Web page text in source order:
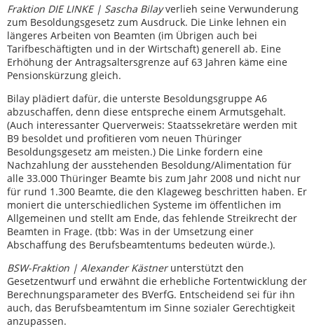
Fraktion DIE LINKE | Sascha Bilayverlieh seine Verwunderung
zum Besoldungsgesetz zum Ausdruck. Die Linke lehnen ein
längeres Arbeiten von Beamten (im Übrigen auch bei
Tarifbeschäftigten und in der Wirtschaft) generell ab. Eine
Erhöhung der Antragsaltersgrenze auf 63 Jahren käme eine
Pensionskürzung gleich.
Bilay plädiert dafür, die unterste Besoldungsgruppe A6
abzuschaffen, denn diese entspreche einem Armutsgehalt.
(Auch interessanter Querverweis: Staatssekretäre werden mit
B9 besoldet und profitieren vom neuen Thüringer
Besoldungsgesetz am meisten.) Die Linke fordern eine
Nachzahlung der ausstehenden Besoldung/Alimentation für
alle 33.000 Thüringer Beamte bis zum Jahr 2008 und nicht nur
für rund 1.300 Beamte, die den Klageweg beschritten haben. Er
moniert die unterschiedlichen Systeme im öffentlichen im
Allgemeinen und stellt am Ende, das fehlende Streikrecht der
Beamten in Frage. (tbb: Was in der Umsetzung einer
Abschaffung des Berufsbeamtentums bedeuten würde.).
BSW-Fraktion | Alexander Kästnerunterstützt den
Gesetzentwurf und erwähnt die erhebliche Fortentwicklung der
Berechnungsparameter des BVerfG. Entscheidend sei für ihn
auch, das Berufsbeamtentum im Sinne sozialer Gerechtigkeit
anzupassen.